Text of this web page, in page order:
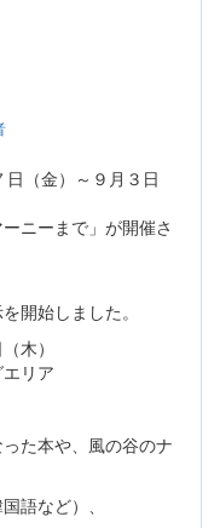
（金）～９月３日
ニーまで」が開催さ
開始しました。
木）
リア
た本や、風の谷のナ
語など）、